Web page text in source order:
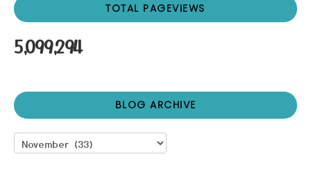
TOTAL PAGEVIEWS
5,099,294
BLOG ARCHIVE